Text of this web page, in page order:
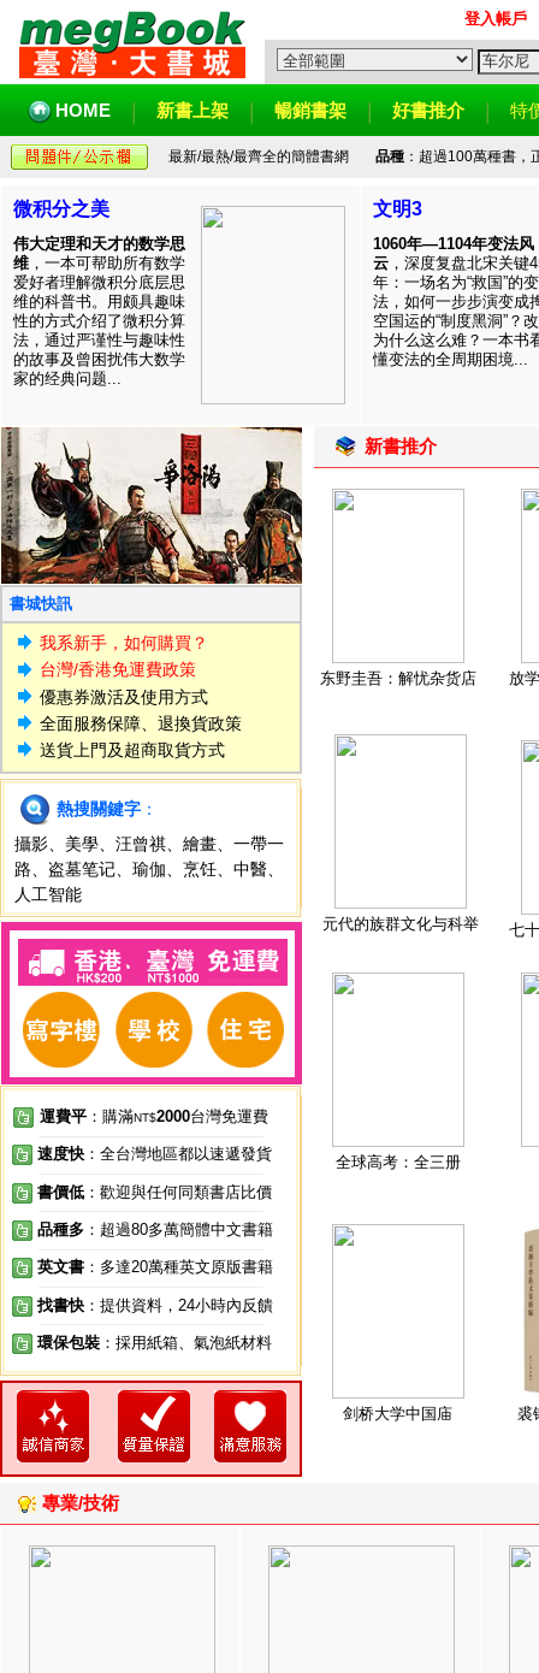
登入帳戶
HOME 新書上架 暢銷書架 好書推介 特
最新/最熱/最齊全的簡體書網 品種：超過100萬種書，
微积分之美
伟大定理和天才的数学思
维 ，一本可帮助所有数学
爱好者理解微积分底层思
维的科普书。用颇具趣味
性的方式介绍了微积分算
法，通过严谨性与趣味性
的故事及曾困扰伟大数学
家的经典问题...
文明3
1060年—1104年变法风
云 ，深度复盘北宋关键
年：一场名为“救国”的变
法，如何一步步演变成
空国运的“制度黑洞”？
为什么这么难？一本书
懂变法的全周期困境...
書城快訊
我系新手，如何購買？
台灣/香港免運費政策
優惠券激活及使用方式
全面服務保障、退換貨政策
送貨上門及超商取貨方式
熱搜關鍵字 ：
攝影
美學 汪曾祺 繪畫
一帶一
路
盗墓笔记 瑜伽 烹饪 中醫
人工智能
運費平 ：購滿NT$2000台灣免運費
速度快 ：全台灣地區都以速遞發貨
書價低 ：歡迎與任何同類書店比價
品種多 ：超過80多萬簡體中文書籍
英文書 ：多達20萬種英文原版書籍
找書快 ：提供資料，24小時內反饋
環保包裝 ：採用紙箱、氣泡紙材料
新書推介
东野圭吾：解忧杂货店 放
元代的族群文化与科举 七
全球高考：全三册
剑桥大学中国庙 裘
專業/技術